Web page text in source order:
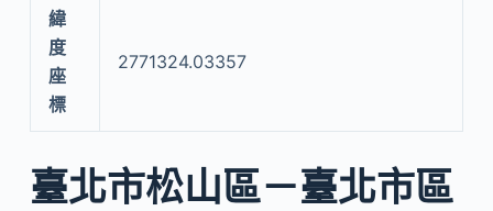
緯
度
座
標
2771324.03357
臺北市松山區－臺北市區